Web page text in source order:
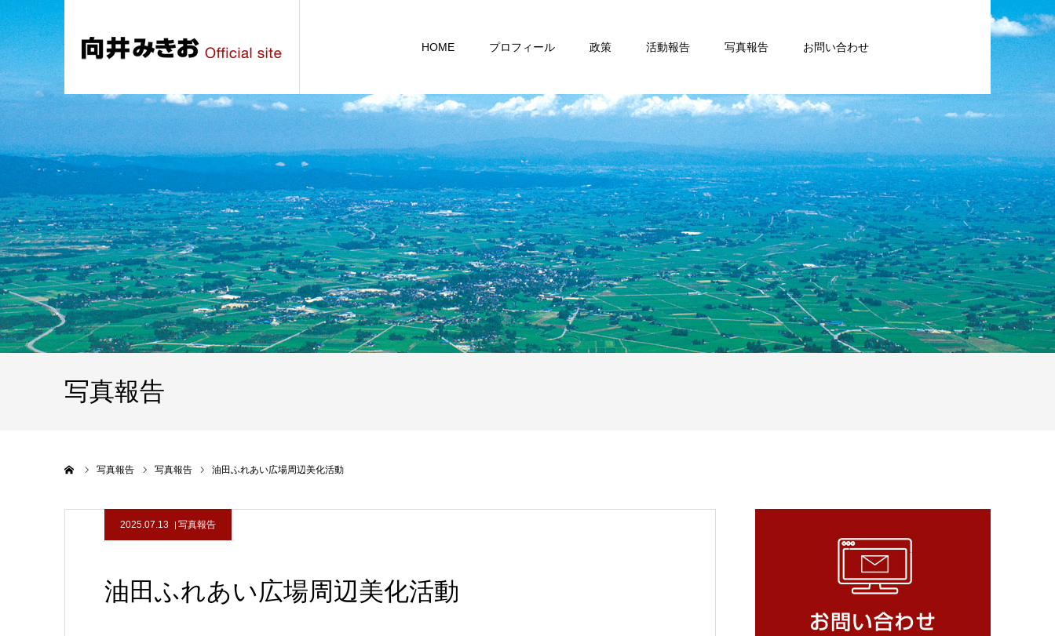
HOME プロフィール 政策 活動報告 写真報告 お問い合わせ
写真報告
写真報告 写真報告 油田ふれあい広場周辺美化活動
2025.07.13 写真報告
油田ふれあい広場周辺美化活動